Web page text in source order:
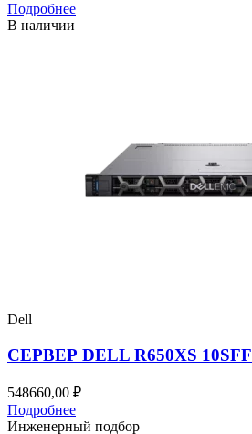
Подробнее
В наличии
Dell
СЕРВЕР DELL R650XS 10SFF
548660,00 ₽
Подробнее
Инженерный подбор